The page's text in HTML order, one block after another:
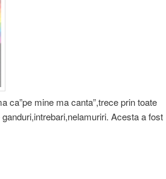
ca”pe mine ma canta”,trece prin toate
Acesta a fost